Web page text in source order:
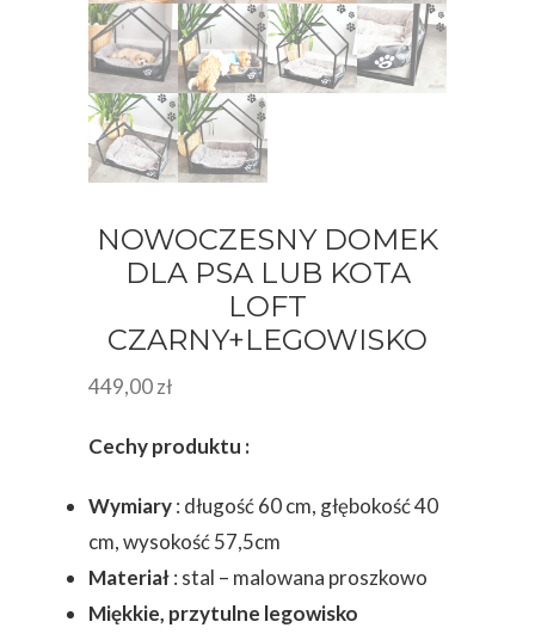
NOWOCZESNY DOMEK
DLA PSA LUB KOTA
LOFT
CZARNY+LEGOWISKO
449,00zł
Cechy produktu :
Wymiary: długość 60 cm, głębokość 40
cm, wysokość 57,5cm
Materiał: stal – malowana proszkowo
Miękkie, przytulne legowisko